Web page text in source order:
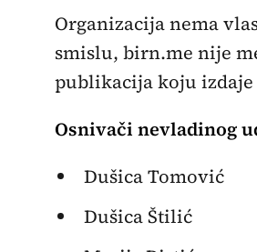
Organizacija nema
smislu, birn.me nije
publikacija koju
Osnivači nevladinog
Dušica Tomović
Dušica Štilić